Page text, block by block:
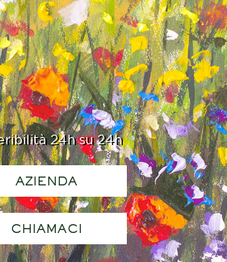
24h su 24h
AZIENDA
CHIAMACI